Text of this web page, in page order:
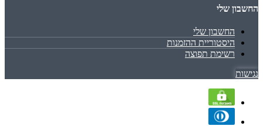
החשבון שלי
החשבון שלי
היסטוריית ההזמנות
רשימת תפוצה
נגישות